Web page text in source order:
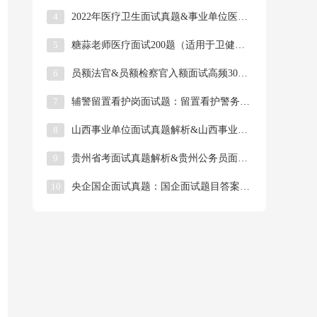
4 2022年医疗卫生面试真题&事业单位医疗面试护理面试题目&卫健系统医疗结构化面试真题、技巧、热点、答题模板及题目解析
5 糖蒜老师医疗面试200题（适用于卫健委、疾控中心招聘，以及医院招聘医师岗、护理岗、综合岗等）
6 员额法官&员额检察官入额面试高频30题，法院检察院遴选面试必背高频题目及解析，有偿分享！
7 辅警留置看护岗面试题：留置看护警务辅助人员面试高频题目及解析&面试热点话题、留置看护面试答题技巧！
8 山西事业单位面试真题解析&山西事业单位面试题目解析汇总（2018年-2022年）
9 贵州省考面试真题解析&贵州公务员面试题目解析汇总（2016年-2022年）
10 央企国企面试真题：国企面试题目答案&国企面试常见问题回答&国企面试流程及如何准备